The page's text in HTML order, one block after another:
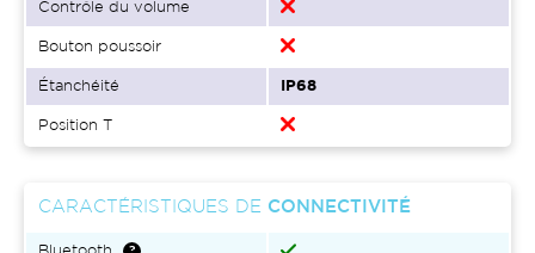
Contrôle du volume
Bouton poussoir
Étanchéité IP68
Position T
CARACTÉRISTIQUES DE CONNECTIVITÉ